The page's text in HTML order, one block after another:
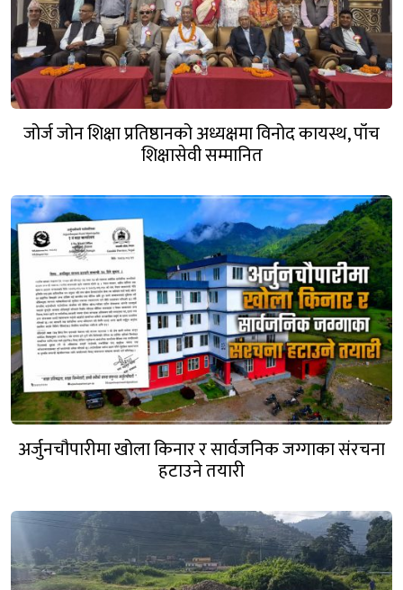
जोर्ज जोन शिक्षा प्रतिष्ठानको अध्यक्षमा विनोद कायस्थ, पाँच
शिक्षासेवी सम्मानित
अर्जुनचौपारीमा खोला किनार र सार्वजनिक जग्गाका संरचना
हटाउने तयारी